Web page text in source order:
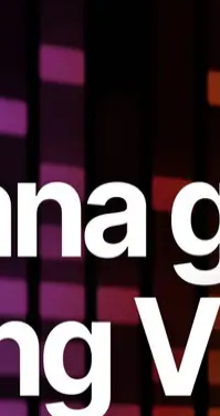
Pays-Bas; PDG:
ont annoncé une refonte
de visualisation basé
comprendre intuitivement
d'optimisation de
automatique basé sur le
des connexions réseau